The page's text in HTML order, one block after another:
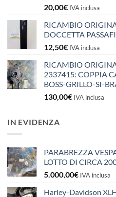
20,00€ IVA inclusa
RICAMBIO
DOCCETTA
12,50€ IVA inclusa
RICAMBIO
2337415: COPPIA
BOSS-GRILLO-SI-
130,00€ IVA inclusa
IN EVIDENZA
PARABREZZA
LOTTO DI CIRCA
5.000,00€ IVA inclusa
Harley-Davidson